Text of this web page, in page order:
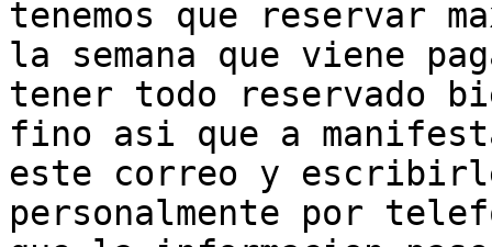
tenemos que reservar
la semana que viene
tener todo reservado
fino asi que a
este correo y
personalmente por